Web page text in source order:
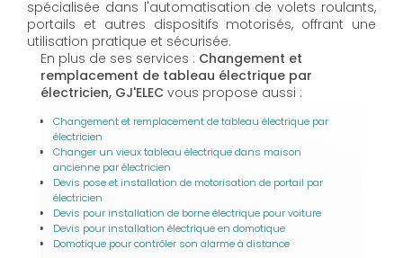
spécialisée dans l'automatisation de volets roulants,
portails et autres dispositifs motorisés, offrant une
utilisation pratique et sécurisée.
En plus de ses services : Changement et
remplacement de tableau électrique par
électricien, GJ'ELEC vous propose aussi :
Changement et remplacement de tableau électrique par
électricien
Changer un vieux tableau électrique dans maison
ancienne par électricien
Devis pose et installation de motorisation de portail par
électricien
Devis pour installation de borne électrique pour voiture
Devis pour installation électrique en domotique
Domotique pour contrôler son alarme à distance